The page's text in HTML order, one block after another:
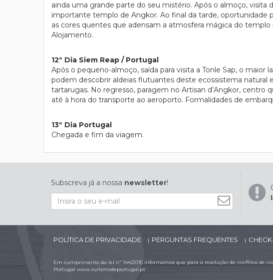
ainda uma grande parte do seu mistério. Após o almoço,
importante templo de Angkor. Ao final da tarde, oportunidade
as cores quentes que adensam a atmosfera mágica do
Alojamento.
12º Dia Siem Reap / Portugal
Após o pequeno-almoço, saída para visita a Tonle Sap, o
podem descobrir aldeias flutuantes deste ecossistema natural
tartarugas. No regresso, paragem no Artisan d’Angkor,
até à hora do transporte ao aeroporto. Formalidades de
13º Dia Portugal
Chegada e fim da viagem.
Subscreva já a nossa newsletter!
POLÍTICA DE PRIVACIDADE | PERGUNTAS FREQUENTES |
Em cumprimento da lei nº 144/2015 informamos que para a resolução de conflitos de
Portugal www.turismodeportugal.pt